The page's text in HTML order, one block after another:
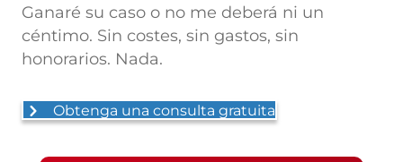
Ganaré su caso o no me deberá ni un
céntimo. Sin costes, sin gastos, sin
honorarios. Nada.
Obtenga una consulta gratuita